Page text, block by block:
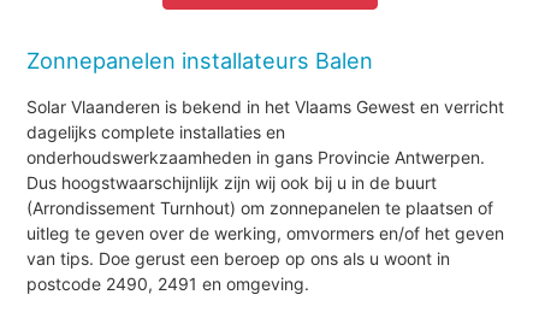
Zonnepanelen installateurs Balen
Solar Vlaanderen is bekend in het Vlaams Gewest en verricht
dagelijks complete installaties en
onderhoudswerkzaamheden in gans Provincie Antwerpen.
Dus hoogstwaarschijnlijk zijn wij ook bij u in de buurt
(Arrondissement Turnhout) om zonnepanelen te plaatsen of
uitleg te geven over de werking, omvormers en/of het geven
van tips. Doe gerust een beroep op ons als u woont in
postcode 2490, 2491 en omgeving.